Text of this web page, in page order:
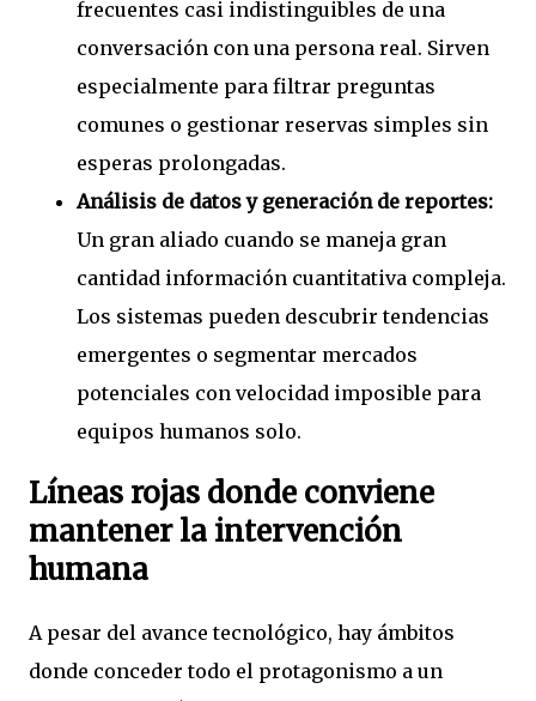
frecuentes casi indistinguibles de una
conversación con una persona real. Sirven
especialmente para filtrar preguntas
comunes o gestionar reservas simples sin
esperas prolongadas.
Análisis de datos y generación de reportes:
Un gran aliado cuando se maneja gran
cantidad información cuantitativa compleja.
Los sistemas pueden descubrir tendencias
emergentes o segmentar mercados
potenciales con velocidad imposible para
equipos humanos solo.
Líneas rojas donde conviene
mantener la intervención
humana
A pesar del avance tecnológico, hay ámbitos
donde conceder todo el protagonismo a un